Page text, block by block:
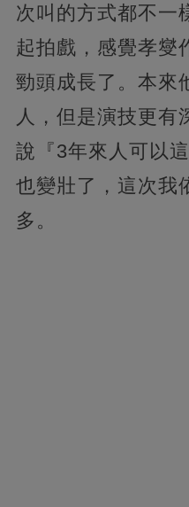
次叫的方式都不一
起拍戲，感覺孝燮
勁頭成長了。本來
人，但是演技更有
說『3年來人可以
也變壯了，這次我
多。